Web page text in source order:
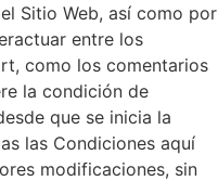
Sitio Web, así como por
entre los
como los comentarios
la condición de
que se inicia la
las Condiciones aquí
modificaciones, sin